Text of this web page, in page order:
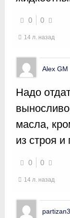
0 0
14 л. назад
Alex GM
Надо
масла,
из строя
0 0
14 л. назад